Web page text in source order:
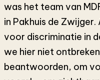
was het team van
in Pakhuis de
voor discriminatie in
we hier niet
beantwoorden, om